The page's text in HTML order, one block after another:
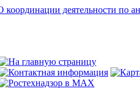
координации деятельности по